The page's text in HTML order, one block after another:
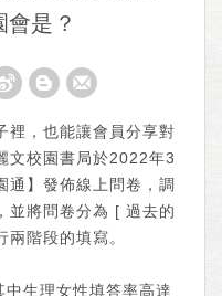
是？
裡，也能讓會員分享對
文校園書局於2022年3
通】發佈線上問卷，調
，並將問卷分為 [ 過去的
階段的填寫。
生理女性填答率高達